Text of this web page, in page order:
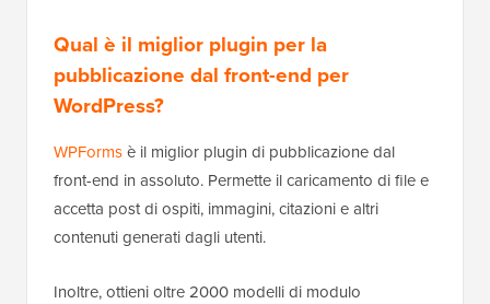
Qual è il miglior plugin per la
pubblicazione dal front-end per
WordPress?
WPFormsè il miglior plugin di pubblicazione dal
front-end in assoluto. Permette il caricamento di file e
accetta post di ospiti, immagini, citazioni e altri
contenuti generati dagli utenti.
Inoltre, ottieni oltre 2000 modelli di modulo